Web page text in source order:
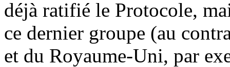
déjà ratifié le Protocole,
ce dernier groupe (au
et du Royaume-Uni, par